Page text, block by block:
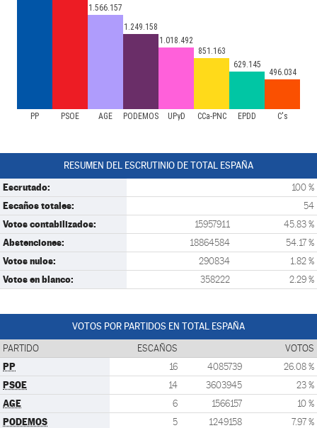
PP PSOE AGE PODEMOS UPyD CCa-PNC EPDD C's
1.566.157
1.249.158
1.018.492
851.163
629.145
496.034
RESUMEN DEL ESCRUTINIO DE TOTAL ESPAÑA
Escrutado: 100 %
Escaños totales: 54
Votos contabilizados: 15957911 45.83 %
Abstenciones: 18864584 54.17 %
Votos nulos: 290834 1.82 %
Votos en blanco: 358222 2.29 %
VOTOS POR PARTIDOS EN TOTAL ESPAÑA
PARTIDO ESCAÑOS VOTOS
PP 16 4085739 26.08 %
PSOE 14 3603945 23 %
AGE 6 1566157 10 %
PODEMOS 5 1249158 7.97 %